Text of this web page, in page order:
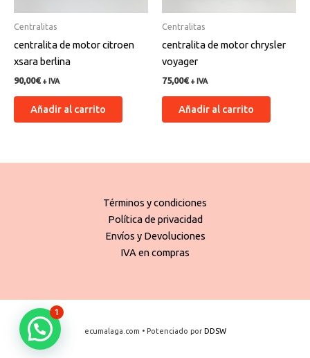
Centralitas
centralita de motor citroen
xsara berlina
90,00€ + IVA
Añadir al carrito
Centralitas
centralita de motor chrysler
voyager
75,00€ + IVA
Añadir al carrito
Términos y condiciones
Política de privacidad
Envíos y Devoluciones
IVA en compras
ecumalaga.com • Potenciado por DDSW
1